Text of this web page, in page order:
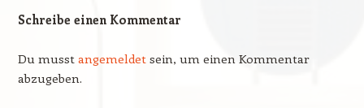
Schreibe einen Kommentar
Du musst angemeldetsein, um einen Kommentar
abzugeben.